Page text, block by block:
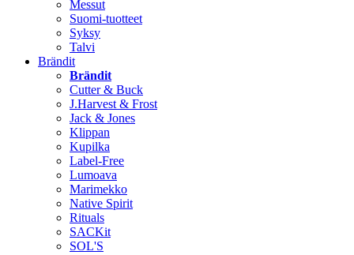
Messut
Suomi-tuotteet
Syksy
Talvi
Brändit
Brändit
Cutter & Buck
J.Harvest & Frost
Jack & Jones
Klippan
Kupilka
Label-Free
Lumoava
Marimekko
Native Spirit
Rituals
SACKit
SOL'S